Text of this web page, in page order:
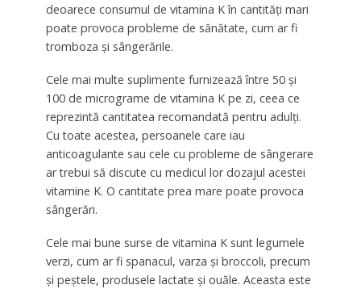
deoarece consumul de vitamina K în cantități mari
poate provoca probleme de sănătate, cum ar fi
tromboza și sângerările.
Cele mai multe suplimente furnizează între 50 și
100 de micrograme de vitamina K pe zi, ceea ce
reprezintă cantitatea recomandată pentru adulți.
Cu toate acestea, persoanele care iau
anticoagulante sau cele cu probleme de sângerare
ar trebui să discute cu medicul lor dozajul acestei
vitamine K. O cantitate prea mare poate provoca
sângerări.
Cele mai bune surse de vitamina K sunt legumele
verzi, cum ar fi spanacul, varza și broccoli, precum
și peștele, produsele lactate și ouăle. Aceasta este